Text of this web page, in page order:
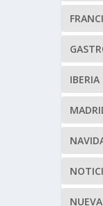
IBERIA